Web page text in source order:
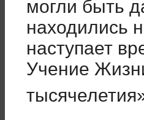
могли быть
находились
наступает
Учение